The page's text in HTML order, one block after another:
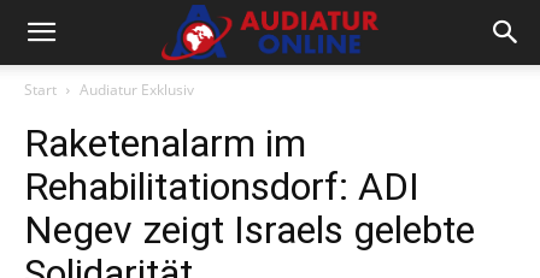
Start Audiatur Exklusiv
Raketenalarm im
Rehabilitationsdorf: ADI
Negev zeigt Israels gelebte